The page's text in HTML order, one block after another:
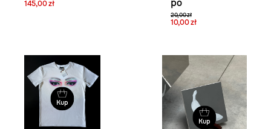
145,00 zł
20,00 zł
10,00 zł
Kup
Kup